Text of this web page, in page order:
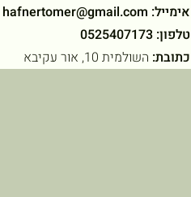
אימייל: hafnertomer@gmail.com
טלפון: 0525407173
כתובת: השולמית 10, אור עקיבא